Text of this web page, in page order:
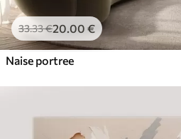
33.33€20.00 €
Naise portree